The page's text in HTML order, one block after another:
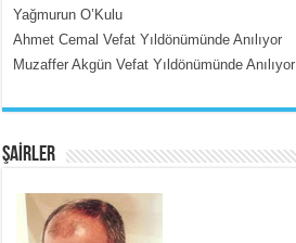
Yağmurun O’Kulu
Ahmet Cemal Vefat Yıldönümünde Anılıyor
Muzaffer Akgün Vefat Yıldönümünde Anılıyor
ŞAİRLER